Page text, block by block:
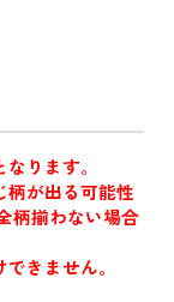
ります。
が出る可能性
柄揃わない場合
きません。